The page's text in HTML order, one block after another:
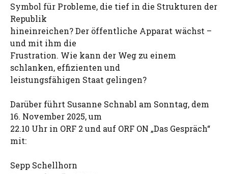
Symbol für Probleme, die tief in die Strukturen der
Republik
hineinreichen? Der öffentliche Apparat wächst –
und mit ihm die
Frustration. Wie kann der Weg zu einem
schlanken, effizienten und
leistungsfähigen Staat gelingen?
Darüber führt Susanne Schnabl am Sonntag, dem
16. November 2025, um
22.10 Uhr in ORF 2 und auf ORF ON „Das Gespräch“
mit:
Sepp Schellhorn